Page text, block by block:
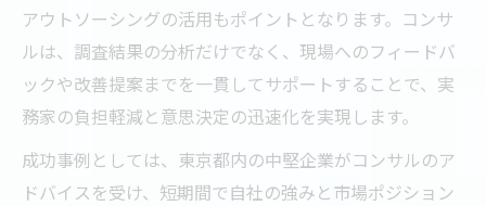
アウトソーシングの活用もポイントとなります。コンサ
ルは、調査結果の分析だけでなく、現場へのフィードバ
ックや改善提案までを一貫してサポートすることで、実
務家の負担軽減と意思決定の迅速化を実現します。
成功事例としては、東京都内の中堅企業がコンサルのア
ドバイスを受け、短期間で自社の強みと市場ポジション